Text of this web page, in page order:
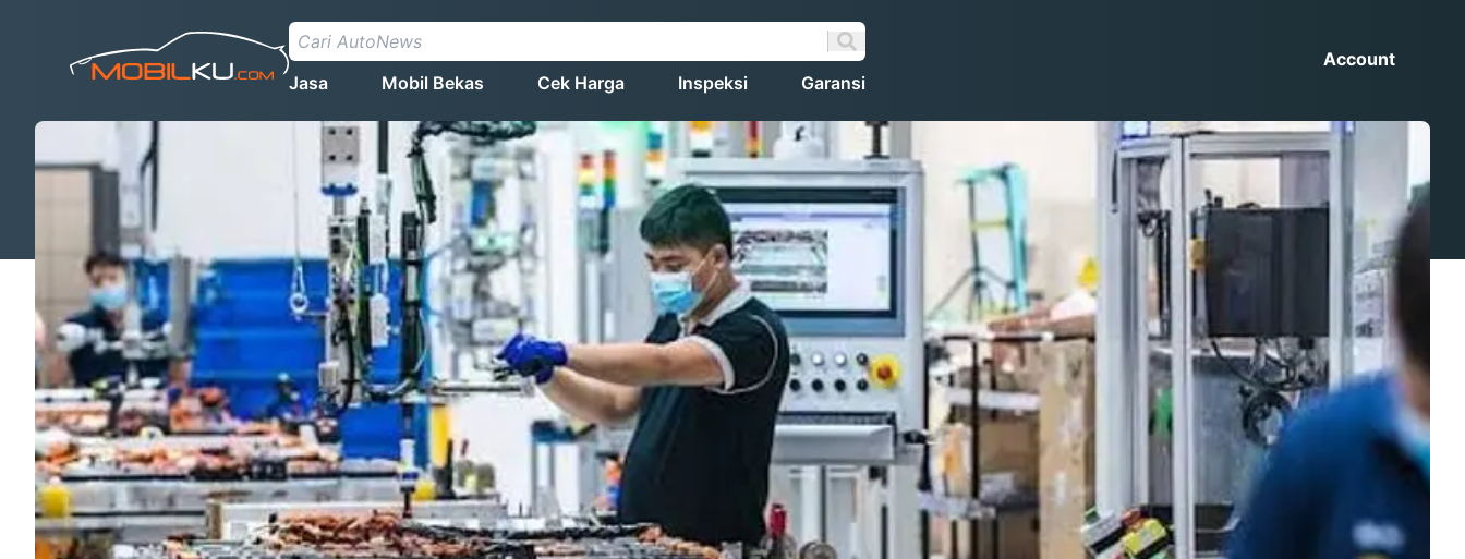
Jasa Mobil Bekas Cek Harga Inspeksi Garansi
Account